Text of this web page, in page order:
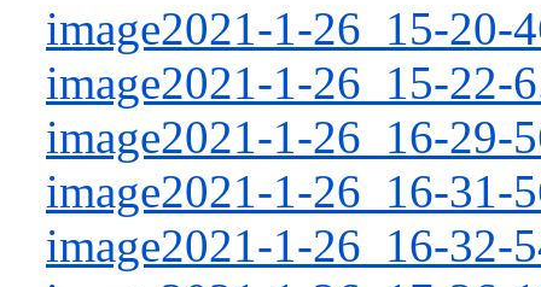
image2021-1-26_15-20-
image2021-1-26_15-22-
image2021-1-26_16-29-
image2021-1-26_16-31-
image2021-1-26_16-32-